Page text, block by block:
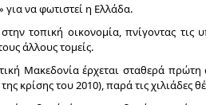
για να φωτιστεί η Ελλάδα.
τοπική οικονομία, πνίγοντας τις
άλλους τομείς.
Μακεδονία έρχεται σταθερά πρώτη
κρίσης του 2010), παρά τις χιλιάδες